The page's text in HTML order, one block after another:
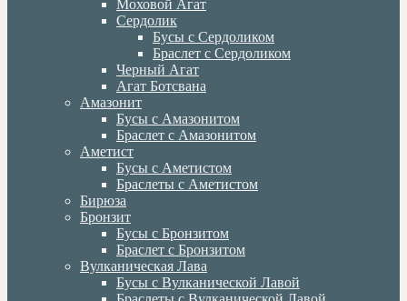
Моховой Агат
Сердолик
Бусы с Сердоликом
Браслет с Сердоликом
Черный Агат
Агат Ботсвана
Амазонит
Бусы с Амазонитом
Браслет с Амазонитом
Аметист
Бусы с Аметистом
Браслеты с Аметистом
Бирюза
Бронзит
Бусы с Бронзитом
Браслет с Бронзитом
Вулканическая Лава
Бусы с Вулканической Лавой